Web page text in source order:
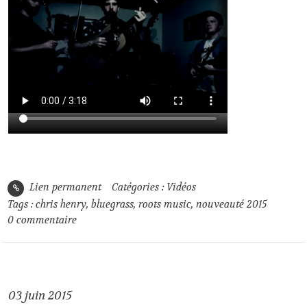
Lien permanent Catégories : Vidéos
Tags :chris henry,bluegrass,roots music,nouveauté 2015
0 commentaire
03juin 2015